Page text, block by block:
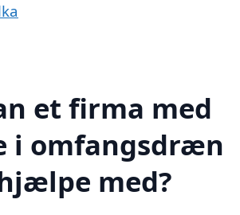
et firma med
i omfangsdræn
med?